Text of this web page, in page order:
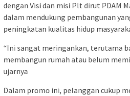
dengan Visi dan misi Plt dirut PDAM
dalam mendukung pembangunan
peningkatan kualitas hidup
“Ini sangat meringankan, terutama
membangun rumah atau belum
ujarnya
Dalam promo ini, pelanggan cukup